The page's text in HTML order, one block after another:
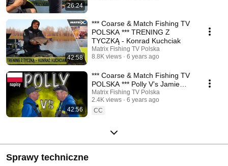
26:24
42:58
*** Coarse & Match Fishing TV
POLSKA *** TRENING Z
TYCZKĄ - Konrad Kuchciak
Matrix Fishing TV Polska
8.8K views
6 years ago
42:56
*** Coarse & Match Fishing TV
POLSKA *** Polly V’s Jamie
Hughes - napisy
Matrix Fishing TV Polska
2.4K views
6 years ago
CC
Sprawy techniczne